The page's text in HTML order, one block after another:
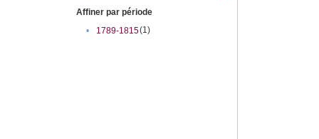
Affiner par période
•
1789-1815(1)